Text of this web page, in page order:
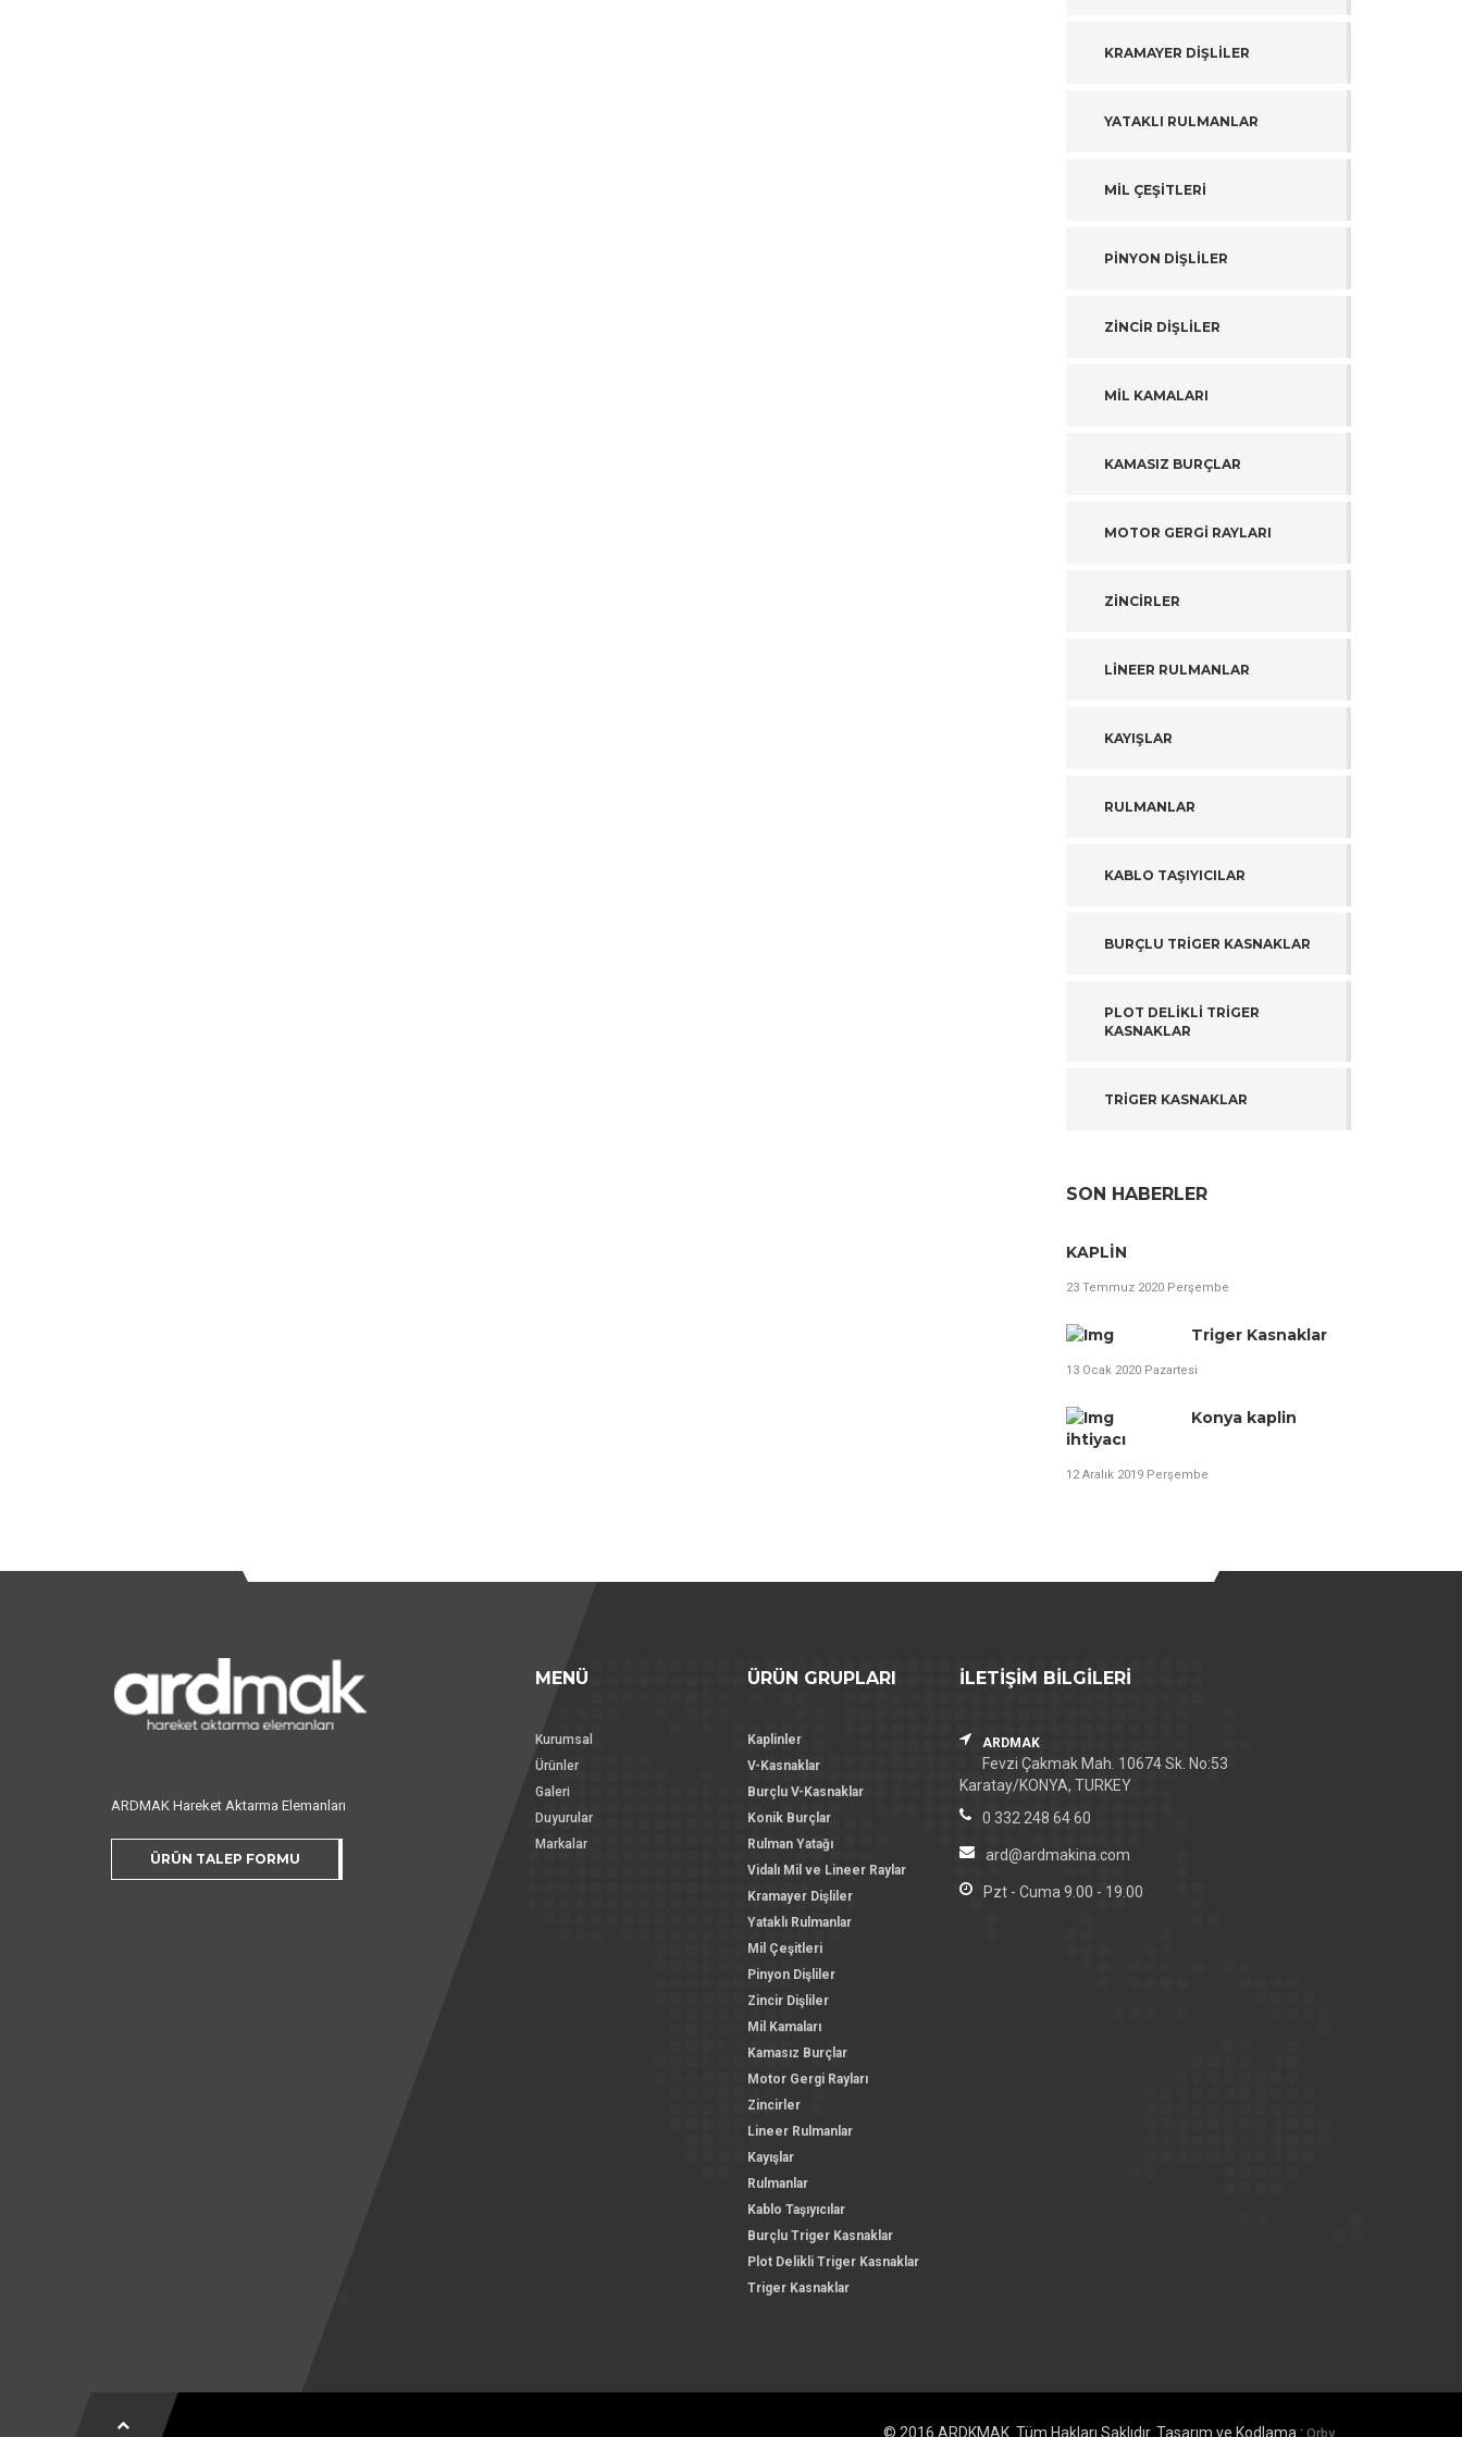
KRAMAYER DİŞLİLER
YATAKLI RULMANLAR
MİL ÇEŞİTLERİ
PİNYON DİŞLİLER
ZİNCİR DİŞLİLER
MİL KAMALARI
KAMASIZ BURÇLAR
MOTOR GERGİ RAYLARI
ZİNCİRLER
LİNEER RULMANLAR
KAYIŞLAR
RULMANLAR
KABLO TAŞIYICILAR
BURÇLU TRİGER KASNAKLAR
PLOT DELİKLİ TRİGER
KASNAKLAR
TRİGER KASNAKLAR
SON HABERLER
KAPLİN
23 Temmuz 2020 Perşembe
Triger Kasnaklar
13 Ocak 2020 Pazartesi
Konya kaplin
ihtiyacı
12 Aralık 2019 Perşembe
ARDMAK Hareket Aktarma Elemanları
ÜRÜN TALEP FORMU
MENÜ
Kurumsal
Ürünler
Galeri
Duyurular
Markalar
ÜRÜN GRUPLARI
Kaplinler
V-Kasnaklar
Burçlu V-Kasnaklar
Konik Burçlar
Rulman Yatağı
Vidalı Mil ve Lineer Raylar
Kramayer Dişliler
Yataklı Rulmanlar
Mil Çeşitleri
Pinyon Dişliler
Zincir Dişliler
Mil Kamaları
Kamasız Burçlar
Motor Gergi Rayları
Zincirler
Lineer Rulmanlar
Kayışlar
Rulmanlar
Kablo Taşıyıcılar
Burçlu Triger Kasnaklar
Plot Delikli Triger Kasnaklar
Triger Kasnaklar
İLETİŞİM BİLGİLERİ
ARDMAK
Fevzi Çakmak Mah. 10674 Sk. No:53
Karatay/KONYA, TURKEY
0 332 248 64 60
ard@ardmakina.com
Pzt - Cuma 9.00 - 19.00
© 2016 ARDKMAK. Tüm Hakları Saklıdır. Tasarım ve Kodlama : Orby